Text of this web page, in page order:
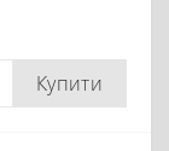
Купити